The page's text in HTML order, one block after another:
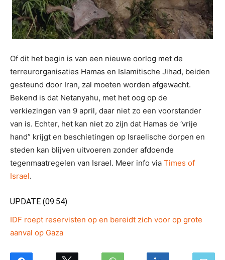
Of dit het begin is van een nieuwe oorlog met de
terreurorganisaties Hamas en Islamitische Jihad, beiden
gesteund door Iran, zal moeten worden afgewacht.
Bekend is dat Netanyahu, met het oog op de
verkiezingen van 9 april, daar niet zo een voorstander
van is. Echter, het kan niet zo zijn dat Hamas de ‘vrije
hand” krijgt en beschietingen op Israelische dorpen en
steden kan blijven uitvoeren zonder afdoende
tegenmaatregelen van Israel. Meer info via Times of
Israel.
UPDATE (09:54):
IDF roept reservisten op en bereidt zich voor op grote
aanval op Gaza